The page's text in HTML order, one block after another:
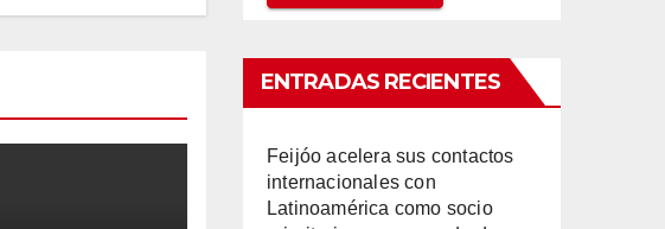
ENTRADAS RECIENTES
Feijóo acelera sus contactos
internacionales con
Latinoamérica como socio